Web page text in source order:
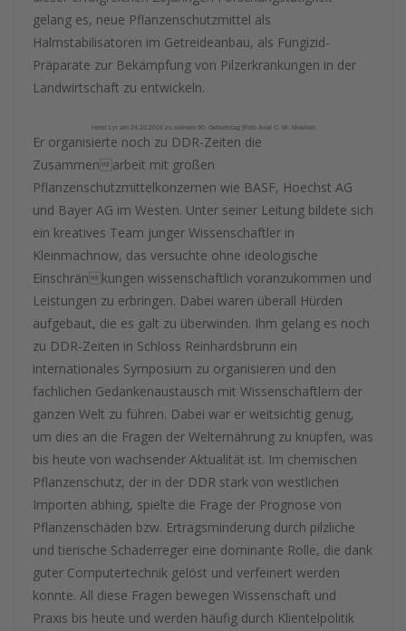
gelang es, neue Pflanzenschutzmittel als
Halmstabilisatoren im Getreideanbau, als Fungizid-
Präparate zur Bekämpfung von Pilzerkrankungen in der
Landwirtschaft zu entwickeln.
Horst Lyr am 24.10.2016 zu seinem 90. Geburtstag (Foto Axel C. W. Mueller)
Er organisierte noch zu DDR-Zeiten die
Zusammenarbeit mit großen
Pflanzenschutzmittelkonzernen wie BASF, Hoechst AG
und Bayer AG im Westen. Unter seiner Leitung bildete sich
ein kreatives Team junger Wissenschaftler in
Kleinmachnow, das versuchte ohne ideologische
Einschränkungen wissenschaftlich voranzukommen und
Leistungen zu erbringen. Dabei waren überall Hürden
aufgebaut, die es galt zu überwinden. Ihm gelang es noch
zu DDR-Zeiten in Schloss Reinhardsbrunn ein
internationales Symposium zu organisieren und den
fachlichen Gedankenaustausch mit Wissenschaftlern der
ganzen Welt zu führen. Dabei war er weitsichtig genug,
um dies an die Fragen der Welternährung zu knüpfen, was
bis heute von wachsender Aktualität ist. Im chemischen
Pflanzenschutz, der in der DDR stark von westlichen
Importen abhing, spielte die Frage der Prognose von
Pflanzenschäden bzw. Ertragsminderung durch pilzliche
und tierische Schaderreger eine dominante Rolle, die dank
guter Computertechnik gelöst und verfeinert werden
konnte. All diese Fragen bewegen Wissenschaft und
Praxis bis heute und werden häufig durch Klientelpolitik